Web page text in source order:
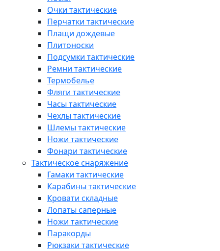
Очки тактические
Перчатки тактические
Плащи дождевые
Плитоноски
Подсумки тактические
Ремни тактические
Термобелье
Фляги тактические
Часы тактические
Чехлы тактические
Шлемы тактические
Ножи тактические
Фонари тактические
Тактическое снаряжение
Гамаки тактические
Карабины тактические
Кровати складные
Лопаты саперные
Ножи тактические
Паракорды
Рюкзаки тактические